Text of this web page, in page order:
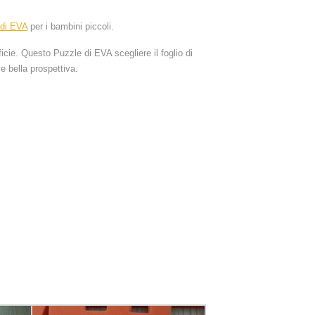
EVAper i bambini piccoli.
Questo Puzzle di EVA scegliere il foglio di
bella prospettiva.